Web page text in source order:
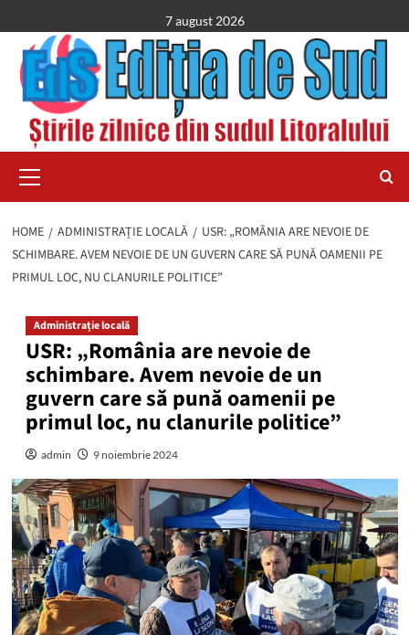
to
content
7 august 2026
Menu
HOME ADMINISTRAȚIE LOCALĂ
USR: „ROMÂNIA ARE NEVOIE DE
SCHIMBARE. AVEM NEVOIE DE UN GUVERN CARE SĂ PUNĂ OAMENII PE
PRIMUL LOC, NU CLANURILE POLITICE”
Administrație locală
USR: „România are nevoie de
schimbare. Avem nevoie de un
guvern care să pună oamenii pe
primul loc, nu clanurile politice”
admin 9 noiembrie 2024